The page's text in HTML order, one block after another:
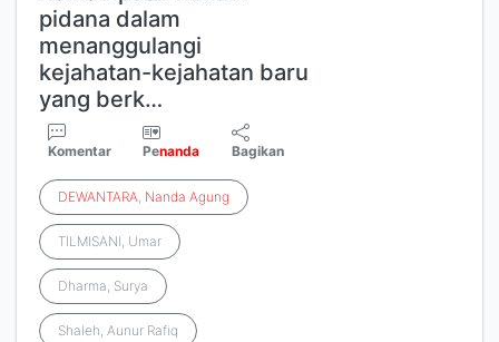
pidana dalam
menanggulangi
kejahatan-kejahatan baru
yang berk…
Komentar Penanda Bagikan
DEWANTARA, Nanda Agung
TILMISANI, Umar
Dharma, Surya
Shaleh, Aunur Rafiq